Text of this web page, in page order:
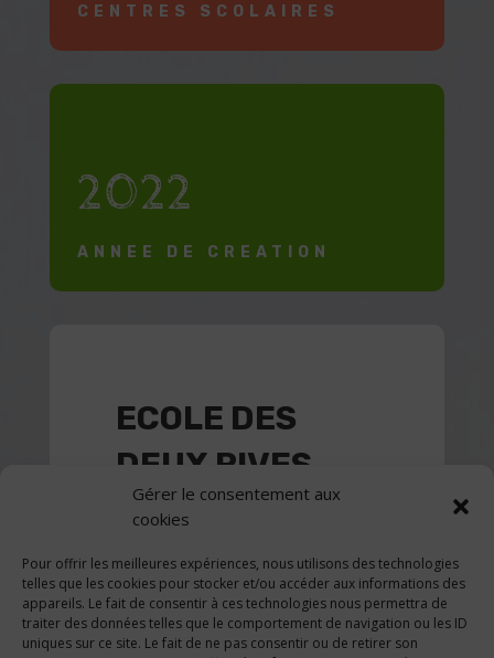
Gérer le consentement aux
cookies
Pour offrir les meilleures expériences, nous utilisons des technologies
telles que les cookies pour stocker et/ou accéder aux informations des
appareils. Le fait de consentir à ces technologies nous permettra de
traiter des données telles que le comportement de navigation ou les ID
uniques sur ce site. Le fait de ne pas consentir ou de retirer son
CENTRES SCOLAIRES
2022
ANNEE DE CREATION
ECOLE DES
DEUX RIVES
Adresse: rue de
Téléphone : 027 563 10 11
E-mail:dirp.e2r@edu.vs.ch